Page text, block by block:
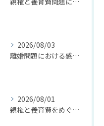
2026/08/03
離婚問題における感情面に配慮した誠実な法律サポート
2026/08/01
親権と養育費をめぐる法律支援の重要性